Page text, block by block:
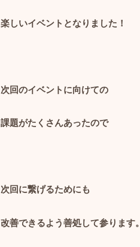
楽しいイベントとなりました！
次回のイベントに向けての
課題がたくさんあったので
次回に繋げるためにも
改善できるよう善処して参ります。